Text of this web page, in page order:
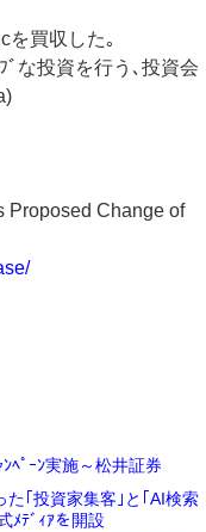
を買収した｡
ﾞな投資を行う､投資会
Proposed Change of
ﾍﾟｰﾝ実施～松井証券
た｢投資家集客｣と｢AI検索
ﾒﾃﾞｨｱを開設